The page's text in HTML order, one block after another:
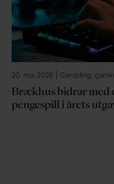
20. mai 2026 | Gambling,
Brækhus bidrar med
pengespill i årets